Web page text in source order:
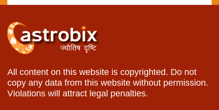
All content on this website is copyrighted. Do not
copy any data from this website without permission.
Violations will attract legal penalties.